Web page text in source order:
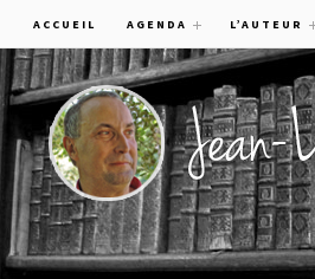
ACCUEIL AGENDA L’AUTEUR